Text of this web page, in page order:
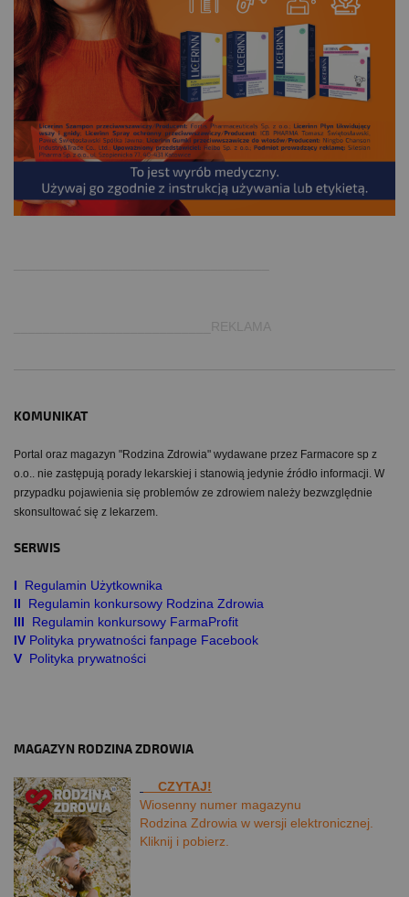
___________________________REKLAMA
KOMUNIKAT
Portal oraz magazyn "Rodzina Zdrowia" wydawane przez Farmacore sp z
o.o.. nie zastępują porady lekarskiej i stanowią jedynie źródło informacji. W
przypadku pojawienia się problemów ze zdrowiem należy bezwzględnie
skonsultować się z lekarzem.
SERWIS
I Regulamin Użytkownika
II
Regulamin konkursowy Rodzina Zdrowia
III
Regulamin konkursowy FarmaProfit
IV Polityka prywatności fanpage Facebook
V Polityka prywatności
MAGAZYN RODZINA ZDROWIA
CZYTAJ!
Wiosenny numer magazynu
Rodzina Zdrowia w wersji elektronicznej.
Kliknij i pobierz.